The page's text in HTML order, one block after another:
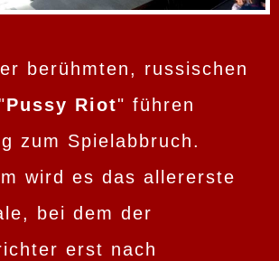
berühmten, russischen
Pussy Riot" führen
zum Spielabbruch.
wird es das allererste
bei dem der
erst nach